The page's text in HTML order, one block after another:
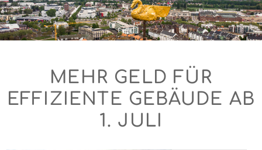
MEHR GELD FÜR
EFFIZIENTE GEBÄUDE AB
1. JULI